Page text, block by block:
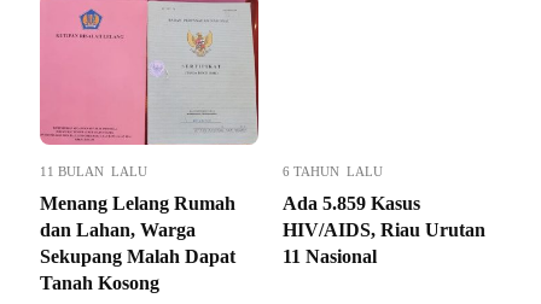
11 BULAN LALU
Menang Lelang Rumah
dan Lahan, Warga
Sekupang Malah Dapat
Tanah Kosong
6 TAHUN LALU
Ada 5.859 Kasus
HIV/AIDS, Riau Urutan
11 Nasional